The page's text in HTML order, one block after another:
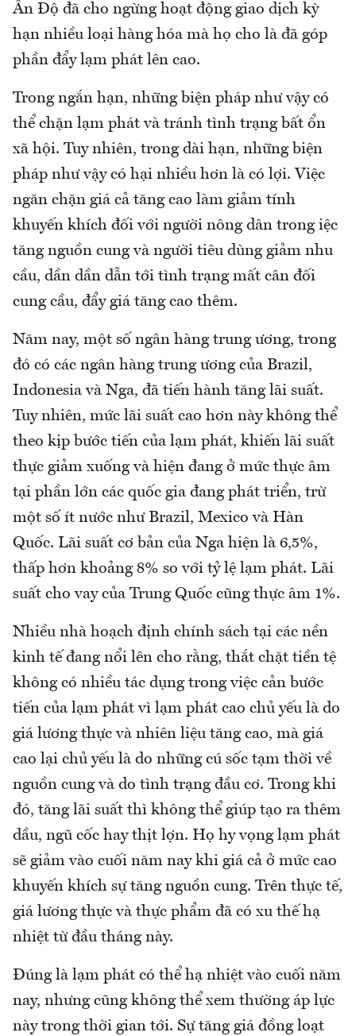
Ấn Độ đã cho ngừng hoạt động giao dịch kỳ
hạn nhiều loại hàng hóa mà họ cho là đã góp
phần đẩy lạm phát lên cao.
Trong ngắn hạn, những biện pháp như vậy có
thể chặn lạm phát và tránh tình trạng bất ổn
xã hội. Tuy nhiên, trong dài hạn, những biện
pháp như vậy có hại nhiều hơn là có lợi. Việc
ngăn chặn giá cả tăng cao làm giảm tính
khuyến khích đối với người nông dân trong iệc
tăng nguồn cung và người tiêu dùng giảm nhu
cầu, dần dần dẫn tới tình trạng mất cân đối
cung cầu, đẩy giá tăng cao thêm.
Năm nay, một số ngân hàng trung ương, trong
đó có các ngân hàng trung ương của Brazil,
Indonesia và Nga, đã tiến hành tăng lãi suất.
Tuy nhiên, mức lãi suất cao hơn này không thể
theo kịp bước tiến của lạm phát, khiến lãi suất
thực giảm xuống và hiện đang ở mức thực âm
tại phần lớn các quốc gia đang phát triển, trừ
một số ít nước như Brazil, Mexico và Hàn
Quốc. Lãi suất cơ bản của Nga hiện là 6,5%,
thấp hơn khoảng 8% so với tỷ lệ lạm phát. Lãi
suất cho vay của Trung Quốc cũng thực âm 1%.
Nhiều nhà hoạch định chính sách tại các nền
kinh tế đang nổi lên cho rằng, thắt chặt tiền tệ
không có nhiều tác dụng trong việc cản bước
tiến của lạm phát vì lạm phát cao chủ yếu là do
giá lương thực và nhiên liệu tăng cao, mà giá
cao lại chủ yếu là do những cú sốc tạm thời về
nguồn cung và do tình trạng đầu cơ. Trong khi
đó, tăng lãi suất thì không thể giúp tạo ra thêm
dầu, ngũ cốc hay thịt lợn. Họ hy vọng lạm phát
sẽ giảm vào cuối năm nay khi giá cả ở mức cao
khuyến khích sự tăng nguồn cung. Trên thực tế,
giá lương thực và thực phẩm đã có xu thế hạ
nhiệt từ đầu tháng này.
Đúng là lạm phát có thể hạ nhiệt vào cuối năm
nay, nhưng cũng không thể xem thường áp lực
này trong thời gian tới. Sự tăng giá đồng loạt